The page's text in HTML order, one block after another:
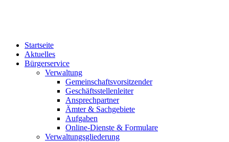
Startseite
Aktuelles
Bürgerservice
Verwaltung
Gemeinschaftsvorsitzender
Geschäftsstellenleiter
Ansprechpartner
Ämter & Sachgebiete
Aufgaben
Online-Dienste & Formulare
Verwaltungsgliederung